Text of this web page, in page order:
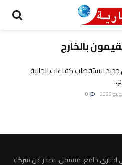
بالخارج
لاستقطاب كفاءات الجالية
اخباري جامع، مستقل، يصدر عن شركة